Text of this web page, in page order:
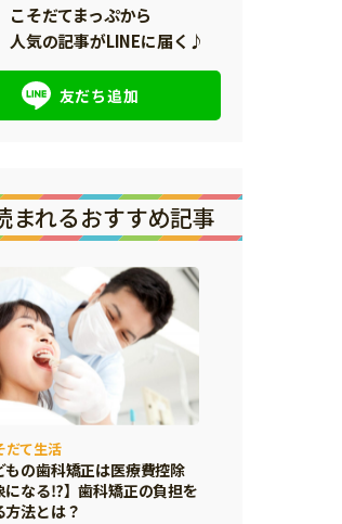
こそだてまっぷから
人気の記事がLINEに届く♪
友だち追加
まれるおすすめ記事
だて生活
もの歯科矯正は医療費控除
になる⁉】歯科矯正の負担を
方法とは？